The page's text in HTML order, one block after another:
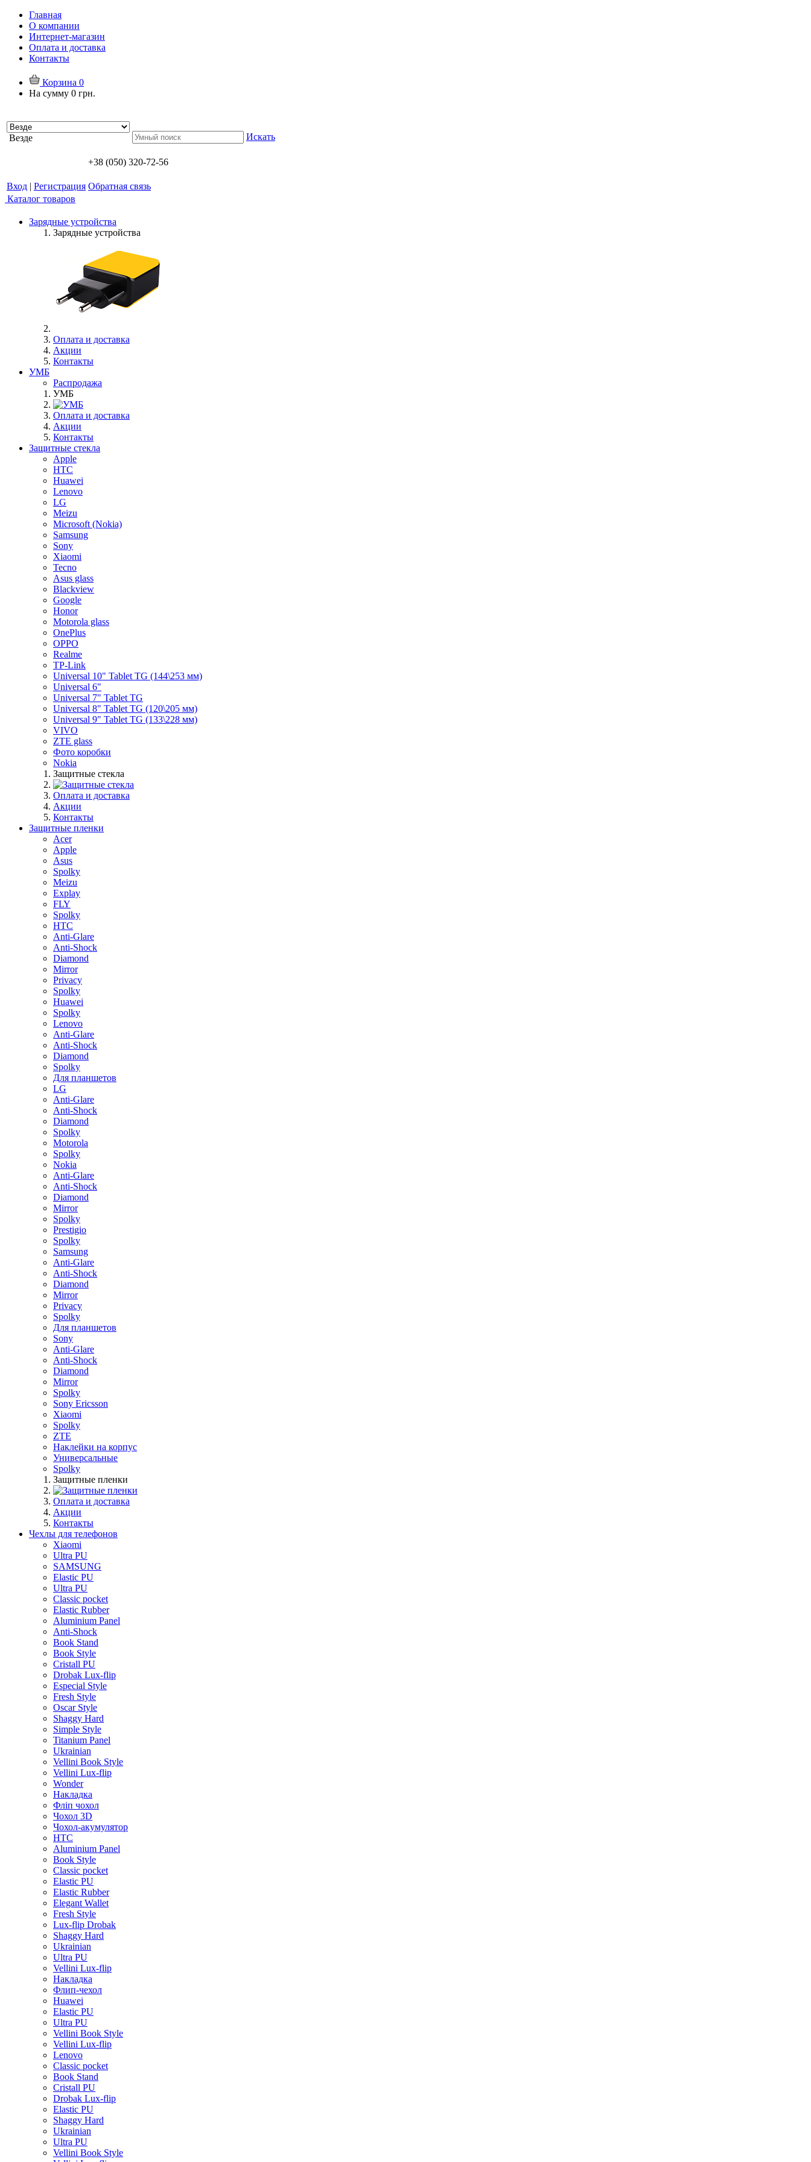
Главная
О компании
Интернет-магазин
Оплата и доставка
Контакты
Корзина 0
На сумму 0 грн.
Везде Искать
+38 (050) 320-72-56
Вход | Регистрация Обратная связь
Каталог товаров
Зарядные устройства
Зарядные устройства
Оплата и доставка
Акции
Контакты
УМБ
Распродажа
УМБ
Оплата и доставка
Акции
Контакты
Защитные стекла
Apple
HTC
Huawei
Lenovo
LG
Meizu
Microsoft (Nokia)
Samsung
Sony
Xiaomi
Tecno
Asus glass
Blackview
Google
Honor
Motorola glass
OnePlus
OPPO
Realme
TP-Link
Universal 10" Tablet TG (144\253 мм)
Universal 6"
Universal 7" Tablet TG
Universal 8" Tablet TG (120\205 мм)
Universal 9" Tablet TG (133\228 мм)
VIVO
ZTE glass
Фото коробки
Nokia
Защитные стекла
Оплата и доставка
Акции
Контакты
Защитные пленки
Acer
Apple
Asus
Spolky
Meizu
Explay
FLY
Spolky
HTC
Anti-Glare
Anti-Shock
Diamond
Mirror
Privacy
Spolky
Huawei
Spolky
Lenovo
Anti-Glare
Anti-Shock
Diamond
Spolky
Для планшетов
LG
Anti-Glare
Anti-Shock
Diamond
Spolky
Motorola
Spolky
Nokia
Anti-Glare
Anti-Shock
Diamond
Mirror
Spolky
Prestigio
Spolky
Samsung
Anti-Glare
Anti-Shock
Diamond
Mirror
Privacy
Spolky
Для планшетов
Sony
Anti-Glare
Anti-Shock
Diamond
Mirror
Spolky
Sony Ericsson
Xiaomi
Spolky
ZTE
Наклейки на корпус
Универсальные
Spolky
Защитные пленки
Оплата и доставка
Акции
Контакты
Чехлы для телефонов
Xiaomi
Ultra PU
SAMSUNG
Elastic PU
Ultra PU
Classic pocket
Elastic Rubber
Aluminium Panel
Anti-Shock
Book Stand
Book Style
Cristall PU
Drobak Lux-flip
Especial Style
Fresh Style
Oscar Style
Shaggy Hard
Simple Style
Titanium Panel
Ukrainian
Vellini Book Style
Vellini Lux-flip
Wonder
Накладка
Фліп чохол
Чохол 3D
Чохол-акумулятор
HTC
Aluminium Panel
Book Style
Classic pocket
Elastic PU
Elastic Rubber
Elegant Wallet
Fresh Style
Lux-flip Drobak
Shaggy Hard
Ukrainian
Ultra PU
Vellini Lux-flip
Накладка
Флип-чехол
Huawei
Elastic PU
Ultra PU
Vellini Book Style
Vellini Lux-flip
Lenovo
Classic pocket
Book Stand
Cristall PU
Drobak Lux-flip
Elastic PU
Shaggy Hard
Ukrainian
Ultra PU
Vellini Book Style